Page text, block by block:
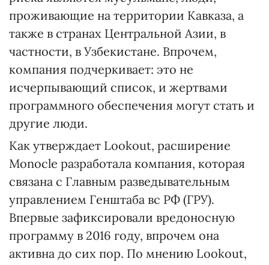
проживающие на территории Кавказа, а
также в странах Центральной Азии, в
частности, в Узбекистане. Впрочем,
компания подчеркивает: это не
исчерпывающий список, и жертвами
программного обеспечения могут стать и
другие люди.
Как утверждает Lookout, расширение
Monocle разработала компания, которая
связана с Главным разведывательным
управлением Генштаба вс РФ (ГРУ).
Впервые зафиксировали вредоносную
программу в 2016 году, впрочем она
активна до сих пор. По мнению Lookout,